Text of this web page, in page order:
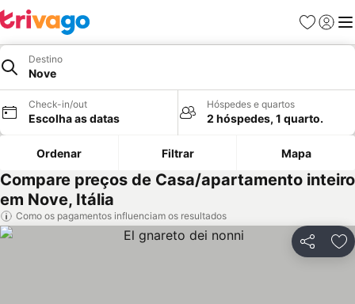
Favoritos
Iniciar
Destino
Nove
Check-in/out
Escolha as datas
Hóspedes e quartos
2 hóspedes, 1 quarto.
Ordenar Filtrar Mapa
Compare preços de Casa/apartamento inteiro
em Nove, Itália
Como os pagamentos influenciam os resultados
Partilhar